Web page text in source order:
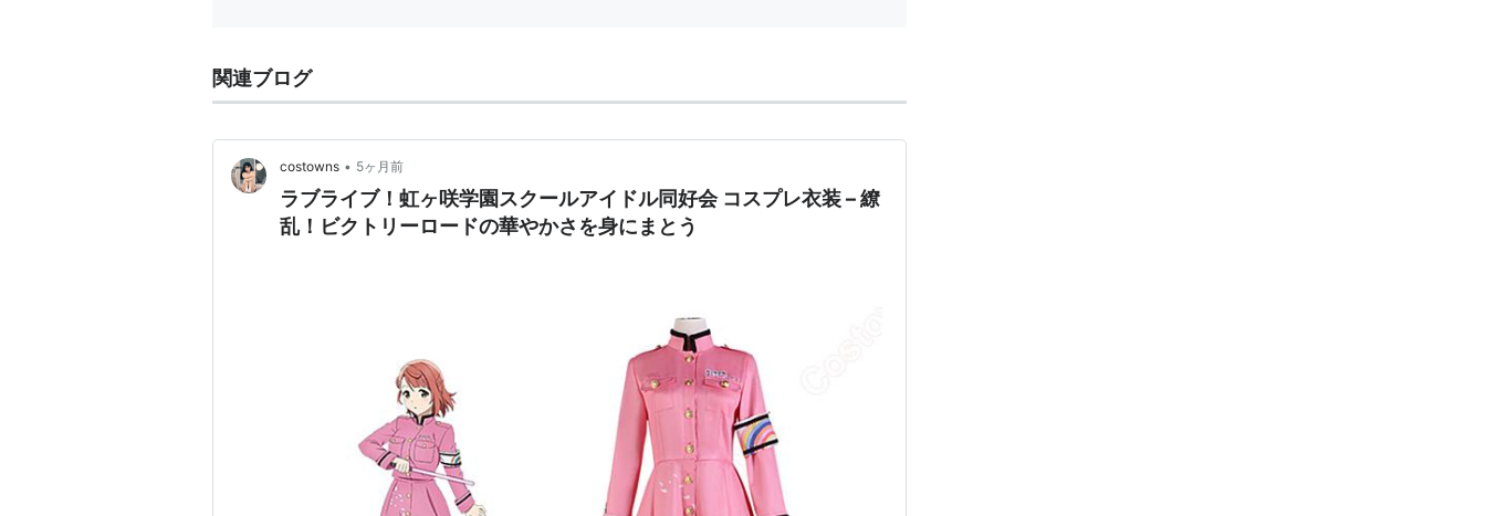
関連ブログ
costowns • 5ヶ月前
ラブライブ！虹ヶ咲学園スクールアイドル同好会 コスプレ衣装 – 繚
乱！ビクトリーロードの華やかさを身にまとう